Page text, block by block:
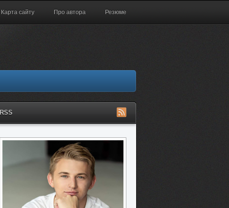
Карта сайту Про автора Резюме
RSS